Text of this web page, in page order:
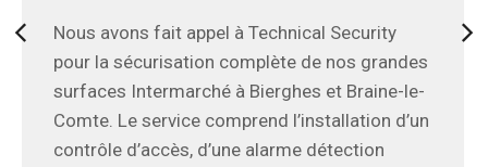
Nous avons fait appel à Technical Security
pour la sécurisation complète de nos grandes
surfaces Intermarché à Bierghes et Braine-le-
Comte. Le service comprend l’installation d’un
contrôle d’accès, d’une alarme détection